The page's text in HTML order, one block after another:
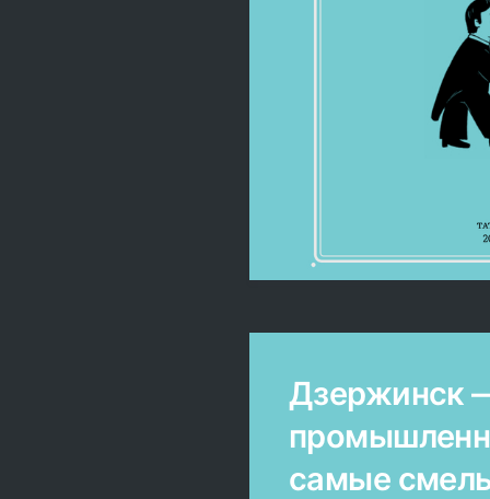
Дзержинск
самые